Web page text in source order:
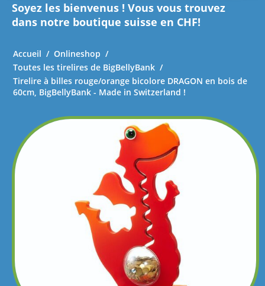
Soyez les bienvenus ! Vous vous trouvez
dans notre boutique suisse en CHF!
Accueil / Onlineshop /
Toutes les tirelires de BigBellyBank /
Tirelire à billes rouge/orange bicolore DRAGON en bois de
60cm, BigBellyBank - Made in Switzerland !